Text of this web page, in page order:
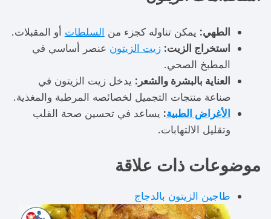
الطهي: يمكن تناوله كجزء من السلطات أو المقبلات.
استخراج الزيت: زيت الزيتون عنصر أساسي في
المطبخ الصحي.
العناية بالبشرة والشعر: يدخل زيت الزيتون في
صناعة منتجات التجميل لخصائصه المرطبة والمغذية.
الأغراض الطبية: يساعد في تحسين صحة القلب
وتقليل الالتهابات.
موضوعات ذات علاقة
طاجين الزيتون بالدجاج